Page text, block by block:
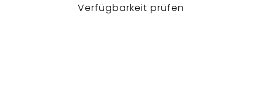
Verfügbarkeit prüfen